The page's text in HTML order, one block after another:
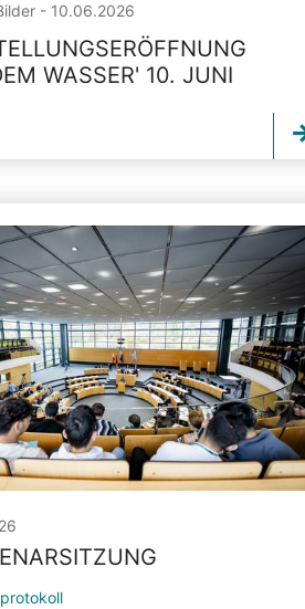
- 10.06.2026
WASSER' 10. JUNI